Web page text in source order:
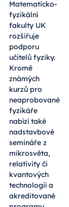
Matematicko-
fyzikální
fakulty UK
rozšiřuje
podporu
učitelů fyziky.
Kromě
známých
kurzů pro
neaprobované
fyzikáře
nabízí také
nadstavbové
semináře z
mikrosvěta,
relativity či
kvantových
technologií a
akreditované